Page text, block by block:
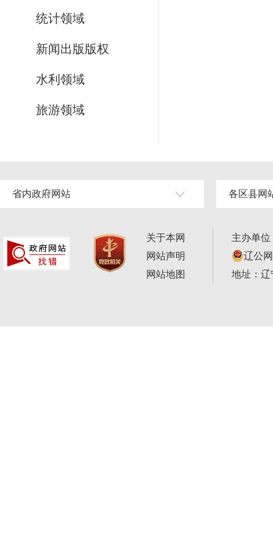
统计领域
新闻出版版权
水利领域
旅游领域
省内政府网站 各区县网
关于本网
网站声明
网站地图
主办单
辽公
地址：辽